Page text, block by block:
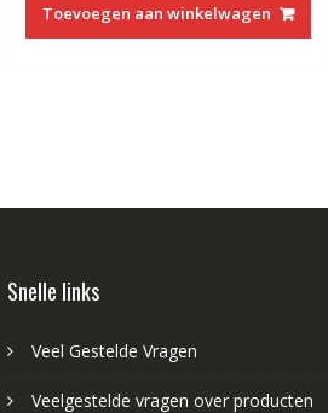
Toevoegen aan winkelwagen
Snelle links
Veel Gestelde Vragen
Veelgestelde vragen over producten